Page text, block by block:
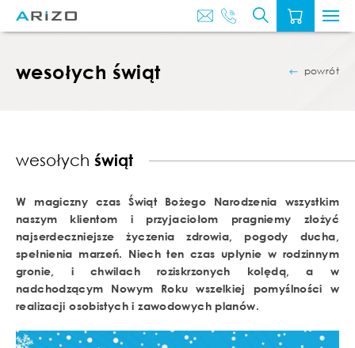
NAS
wesołych świąt powrót
wesołych świąt
W magiczny czas Świąt Bożego Narodzenia wszystkim
naszym klientom i przyjaciołom pragniemy złożyć
najserdeczniejsze życzenia zdrowia, pogody ducha,
spełnienia marzeń. Niech ten czas upłynie w rodzinnym
gronie, i chwilach roziskrzonych kolędą, a w
nadchodzącym Nowym Roku wszelkiej pomyślności w
realizacji osobistych i zawodowych planów.